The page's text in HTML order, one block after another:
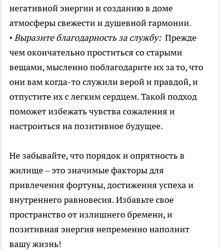
негативной энергии и созданию в доме
атмосферы свежести и душевной гармонии.
•Выразите благодарность за службу: Прежде
чем окончательно проститься со старыми
вещами, мысленно поблагодарите их за то, что
они вам когда-то служили верой и правдой, и
отпустите их с легким сердцем. Такой подход
поможет избежать чувства сожаления и
настроиться на позитивное будущее.
Не забывайте, что порядок и опрятность в
жилище – это значимые факторы для
привлечения фортуны, достижения успеха и
внутреннего равновесия. Избавьте свое
пространство от излишнего бремени, и
позитивная энергия непременно наполнит
вашу жизнь!